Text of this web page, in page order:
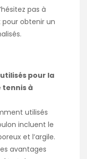
pas à
obtenir un
pour la
tennis à
utilisés
incluent le
et l’argile.
avantages